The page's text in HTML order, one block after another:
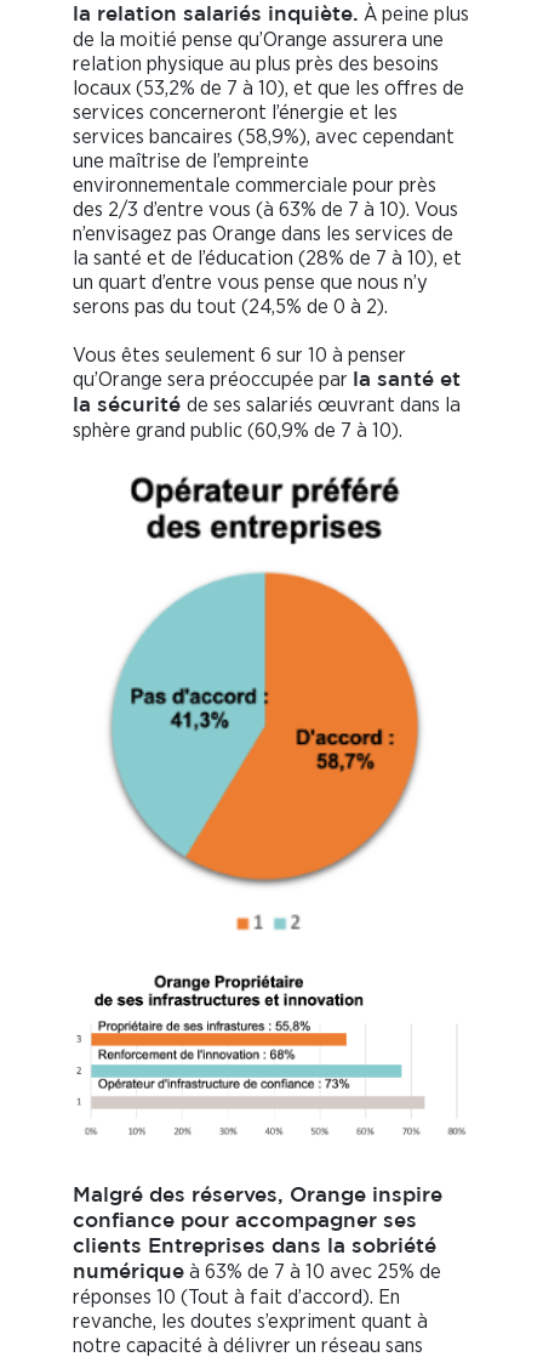
la relation salariés inquiète. À peine plus
de la moitié pense qu’Orange assurera une
relation physique au plus près des besoins
locaux (53,2% de 7 à 10), et que les offres de
services concerneront l’énergie et les
services bancaires (58,9%), avec cependant
une maîtrise de l’empreinte
environnementale commerciale pour près
des 2/3 d’entre vous (à 63% de 7 à 10). Vous
n’envisagez pas Orange dans les services de
la santé et de l’éducation (28% de 7 à 10), et
un quart d’entre vous pense que nous n’y
serons pas du tout (24,5% de 0 à 2).
Vous êtes seulement 6 sur 10 à penser
qu’Orange sera préoccupée par
la santé et
la sécurité de ses salariés œuvrant dans la
sphère grand public (60,9% de 7 à 10).
Malgré des réserves, Orange inspire
confiance pour accompagner ses
clients Entreprises dans la sobriété
numérique à 63% de 7 à 10 avec 25% de
réponses 10 (Tout à fait d’accord). En
revanche, les doutes s’expriment quant à
notre capacité à délivrer un réseau sans